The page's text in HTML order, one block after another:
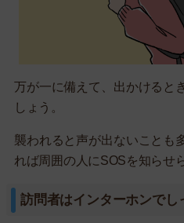
万が一に備えて、出かけると
しょう。
襲われると声が出ないことも
れば周囲の人にSOSを知らせ
訪問者はインターホンでし